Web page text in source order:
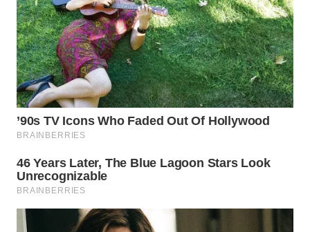
WN
NIAS
WN
LANGKAT
WN
TAPANULI
WN